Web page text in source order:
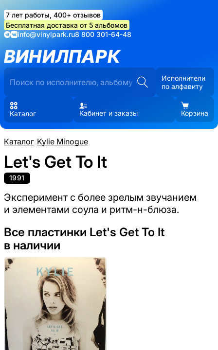
7 лет работы, 400+ отзывов
Бесплатная доставка от 5 альбомов
info@vinylpark.ru8 800 301-64-48
ВИНИЛПАРК
Исполнители
по алфавиту
Каталог Кабинет и заказы Корзина
Каталог/Kylie Minogue
Let's Get To It
1991
Эксперимент с более зрелым звучанием
и элементами соула и ритм-н-блюза.
Все пластинки Let's Get To It
в наличии